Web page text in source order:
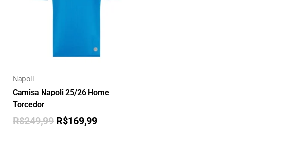
Napoli
Camisa Napoli 25/26 Home
Torcedor
R$249,99 R$169,99